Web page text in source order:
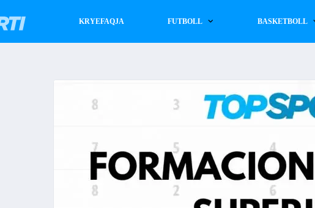
KRYEFAQJA FUTBOLL BASKETBOLL